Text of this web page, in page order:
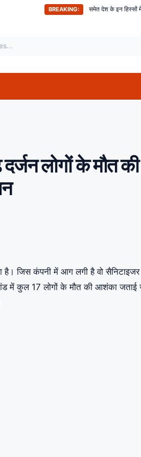
BREAKING:
अभी ; दिल्ली समेत देश के इन हिस्सों में महसूस किए गए भूकंप के
लोगों के मौत की
जिस कंपनी में आग लगी है वो सैनिटाइजर
में कुल 17 लोगों के मौत की आशंका जताई